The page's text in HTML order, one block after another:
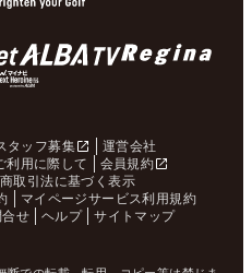
タッフ募集
運営会社
利用に際して
会員規約
取引法に基づく表示
マイページサービス利用規約
合せ ヘルプ サイトマップ